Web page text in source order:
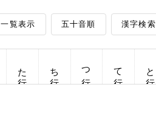
一覧表示 五十音順 漢字検索
た行 ち行 つ行 て行 と行